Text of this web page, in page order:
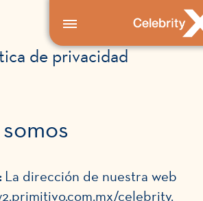
de privacidad
La dirección de nuestra web
celebrity.